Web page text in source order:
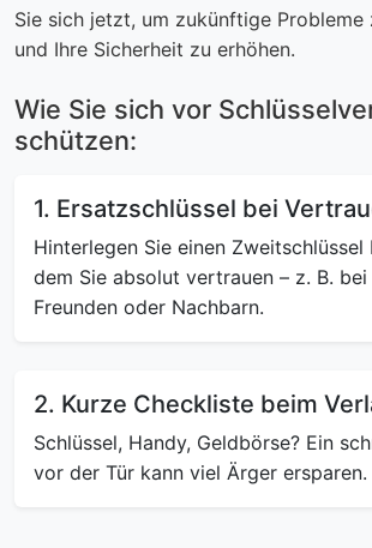
Sie sich jetzt, um zukünftige Probleme
und Ihre Sicherheit zu erhöhen.
Wie Sie sich vor
schützen:
1. Ersatzschlüssel bei
Hinterlegen Sie einen Zweitschlüssel
dem Sie absolut vertrauen – z. B. bei
Freunden oder Nachbarn.
2. Kurze Checkliste beim
Schlüssel, Handy, Geldbörse? Ein
vor der Tür kann viel Ärger ersparen.